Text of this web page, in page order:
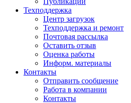
Техподдержка
Центр загрузок
Техподдержка и ремонт
Почтовая рассылка
Оставить отзыв
Оценка работы
Информ. материалы
Контакты
Отправить сообщение
Работа в компании
Контакты